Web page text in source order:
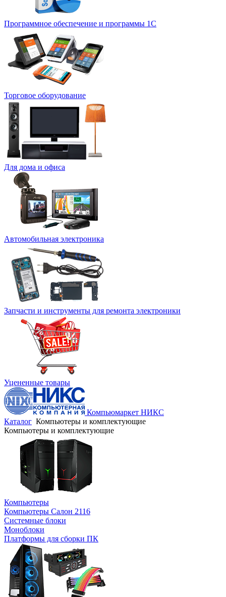
Программное обеспечение и программы 1С
Торговое оборудование
Для дома и офиса
Автомобильная электроника
Запчасти и инструменты для ремонта электроники
Уцененные товары
Компьюмаркет НИКС
Каталог Компьютеры и комплектующие
Компьютеры и комплектующие
Компьютеры
Компьютеры Салон 2116
Системные блоки
Моноблоки
Платформы для сборки ПК